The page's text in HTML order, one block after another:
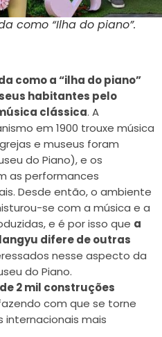
como “Ilha do piano”.
como a “ilha do piano”
habitantes pelo
clássica. A
em 1900 trouxe música
e museus foram
do Piano), e os
as performances
Desde então, o ambiente
se com a música e a
e é por isso que a
difere de outras
nesse aspecto da
do Piano.
2 mil construções
com que se torne
internacionais mais